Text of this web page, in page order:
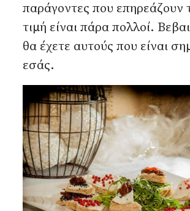
παράγοντες που επηρεάζουν
τιμή είναι πάρα πολλοί.
θα έχετε αυτούς που είναι
εσάς.